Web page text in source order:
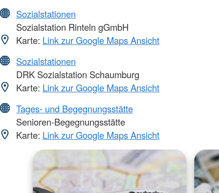
Sozialstationen
Sozialstation Rinteln gGmbH
Karte: Link zur Google Maps Ansicht
Sozialstationen
DRK Sozialstation Schaumburg
Karte: Link zur Google Maps Ansicht
Tages- und Begegnungsstätte
Senioren-Begegnungsstätte
Karte: Link zur Google Maps Ansicht